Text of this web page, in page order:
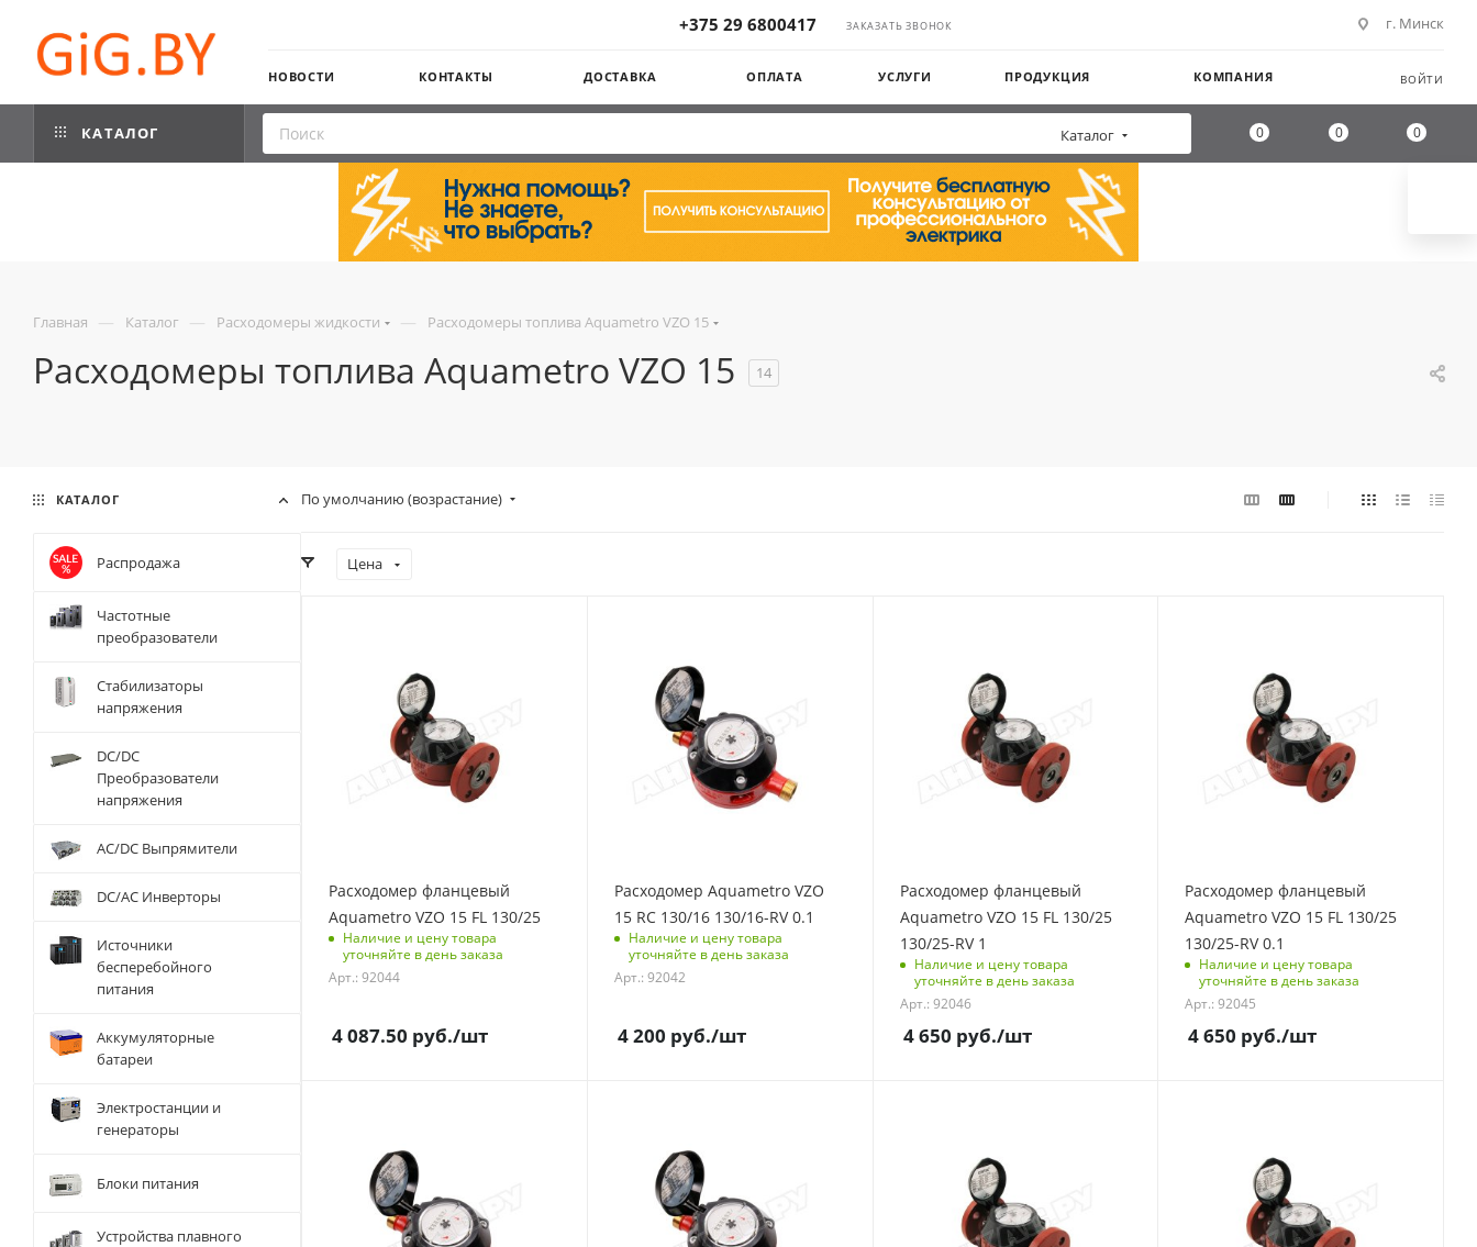
+375 29 6800417 ЗАКАЗАТЬ ЗВОНОК г. Минск
НОВОСТИ КОНТАКТЫ ДОСТАВКА ОПЛАТА УСЛУГИ ПРОДУКЦИЯ КОМПАНИЯ ВОЙТИ
КАТАЛОГ Каталог 0 0 0
Главная — Каталог — Расходомеры жидкости — Расходомеры топлива Aquametro VZO 15
Расходомеры топлива Aquametro VZO 15 14
По умолчанию (возрастание)
Цена
Расходомер фланцевый
Aquametro VZO 15 FL 130/25
Наличие и цену товара
уточняйте в день заказа
Арт.: 92044
4 087.50 руб./шт
Расходомер Aquametro VZO
15 RC 130/16 130/16-RV 0.1
Наличие и цену товара
уточняйте в день заказа
Арт.: 92042
4 200 руб./шт
Расходомер фланцевый
Aquametro VZO 15 FL 130/25
130/25-RV 1
Наличие и цену товара
уточняйте в день заказа
Арт.: 92046
4 650 руб./шт
Расходомер фланцевый
Aquametro VZO 15 FL 130/25
130/25-RV 0.1
Наличие и цену товара
уточняйте в день заказа
Арт.: 92045
4 650 руб./шт
КАТАЛОГ
Распродажа
Частотные
преобразователи
Стабилизаторы
напряжения
DC/DC
Преобразователи
напряжения
AC/DC Выпрямители
DC/AC Инверторы
Источники
бесперебойного
питания
Аккумуляторные
батареи
Электростанции и
генераторы
Блоки питания
Устройства плавного